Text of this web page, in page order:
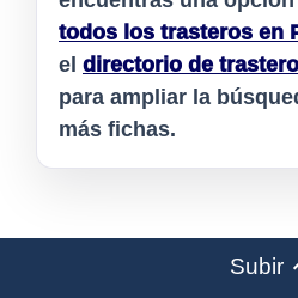
todos los trasteros en
el directorio de
para ampliar la
más fichas.
Subir